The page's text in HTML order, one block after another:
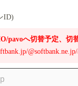
ID)
pavoへ切替予定、切